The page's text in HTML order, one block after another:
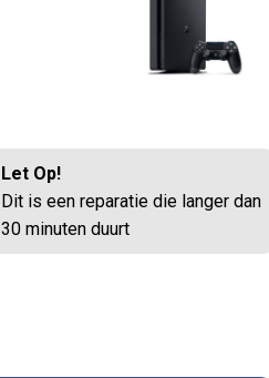
Let Op!
Dit is een reparatie die langer dan
30 minuten duurt